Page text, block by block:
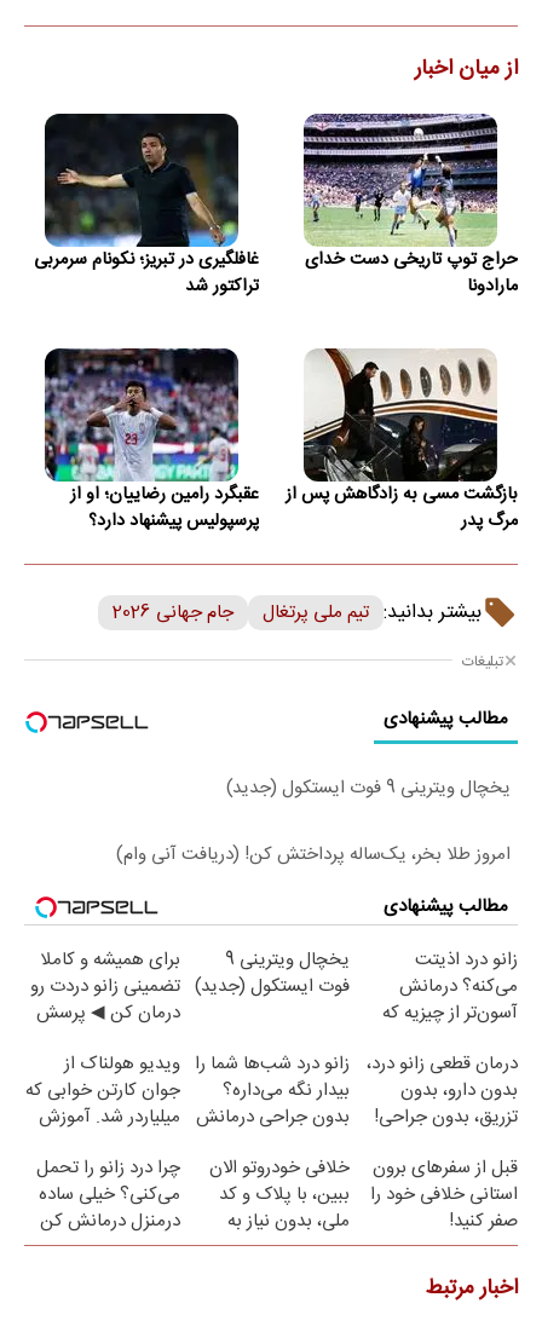
از میان اخبار
حراج توپ تاریخی دست خدای
مارادونا
غافلگیری در تبریز؛ نکونام سرمربی
تراکتور شد
بازگشت مسی به زادگاهش پس از
مرگ پدر
عقبگرد رامین رضاییان؛ او از
پرسپولیس پیشنهاد دارد؟
بیشتر بدانید: تیم ملی پرتغال جام جهانی 2026
تبلیغات
مطالب پیشنهادی
یخچال ویترینی 9 فوت ایستکول (جدید)
امروز طلا بخر، یک‌ساله پرداختش کن! (دریافت آنی وام)
مطالب پیشنهادی
زانو درد اذیتت
می‌کنه؟ درمانش
آسون‌تر از چیزیه که
می‌کنی✅پرسشنامه
یخچال ویترینی 9
فوت ایستکول (جدید)
برای همیشه و کاملا
تضمینی زانو دردت رو
درمان کن ◀ پرسش
درمان قطعی زانو درد،
بدون دارو، بدون
تزریق، بدون جراحی!
زانو درد شب‌ها شما را
بیدار نگه می‌داره؟
بدون جراحی درمانش
ویدیو هولناک از
جوان کارتن خوابی که
میلیاردر شد. آموزش
قبل از سفرهای برون
استانی خلافی خود را
صفر کنید!
خلافی خودروتو الان
ببین، با پلاک و کد
ملی، بدون نیاز به
مراجعه حضوری
چرا درد زانو را تحمل
می‌کنی؟ خیلی ساده
درمنزل درمانش کن
اخبار مرتبط